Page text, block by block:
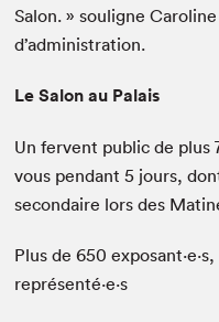
Salon. » souligne
d’administration.
Le Salon au Palais
Un fervent public de plus
vous pendant 5 jours,
secondaire lors des
Plus de 650
représenté·e·s